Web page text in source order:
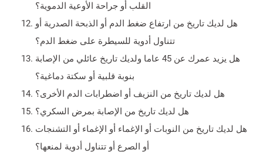
القلب أو جراحة الأوعية الدموية؟
هل لديك تاريخ من ارتفاع ضغط الدم أو الذبحة الصدرية أو
تتناول أدوية للسيطرة على ضغط الدم؟
هل يزيد عمرك عن 45 عاما ولديك تاريخ عائلي من الإصابة
بنوبة قلبية أو سكتة دماغية؟
هل لديك تاريخ من النزيف أو اضطرابات الدم الأخرى؟
هل لديك تاريخ من الإصابة بمرض السكري؟
هل لديك تاريخ من النوبات أو الإغماء أو الإغماء أو التشنجات
أو الصرع أو تتناول أدوية لمنعها؟